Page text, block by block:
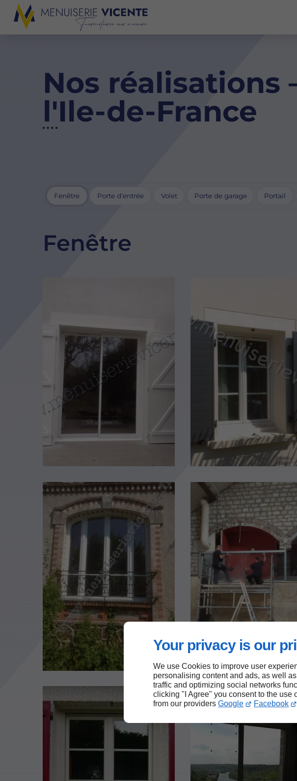
Your privacy is our
We use Cookies to improve user
personalising content and ads, as well
traffic and optimizing social networks
clicking "I Agree" you consent to the use
from our providers Google Facebook
Nos réalisations
l'Ile-de-France
Fenêtre Porte d'entrée Volet Porte de garage Portail
Fenêtre